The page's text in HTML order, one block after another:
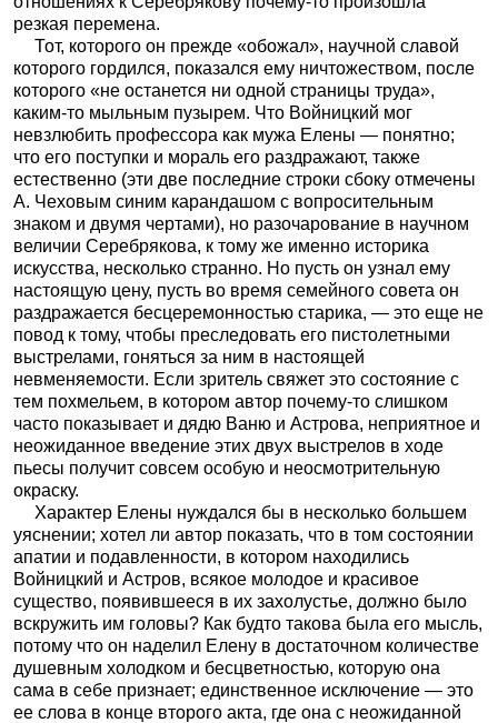
резкая перемена.
Тот, которого он прежде «обожал», научной славой
которого гордился, показался ему ничтожеством, после
которого «не останется ни одной страницы труда»,
каким-то мыльным пузырем. Что Войницкий мог
невзлюбить профессора как мужа Елены — понятно;
что его поступки и мораль его раздражают, также
естественно (эти две последние строки сбоку отмечены
А. Чеховым синим карандашом с вопросительным
знаком и двумя чертами), но разочарование в научном
величии Серебрякова, к тому же именно историка
искусства, несколько странно. Но пусть он узнал ему
настоящую цену, пусть во время семейного совета он
раздражается бесцеремонностью старика, — это еще не
повод к тому, чтобы преследовать его пистолетными
выстрелами, гоняться за ним в настоящей
невменяемости. Если зритель свяжет это состояние с
тем похмельем, в котором автор почему-то слишком
часто показывает и дядю Ваню и Астрова, неприятное и
неожиданное введение этих двух выстрелов в ходе
пьесы получит совсем особую и неосмотрительную
окраску.
Характер Елены нуждался бы в несколько большем
уяснении; хотел ли автор показать, что в том состоянии
апатии и подавленности, в котором находились
Войницкий и Астров, всякое молодое и красивое
существо, появившееся в их захолустье, должно было
вскружить им головы? Как будто такова была его мысль,
потому что он наделил Елену в достаточном количестве
душевным холодком и бесцветностью, которую она
сама в себе признает; единственное исключение — это
ее слова в конце второго акта, где она с неожиданной